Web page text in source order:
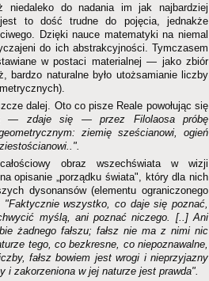
do nadania im jak najbardziej
to dość trudne do pojęcia, jednakże
Dzięki nauce matematyki na niemal
do ich abstrakcyjności. Tymczasem
w postaci materialnej — jako zbiór
bardzo naturalne było utożsamianie liczby
dalej. Oto co pisze Reale powołując się
— zdaje się — przez Filolaosa próbę
ziemię sześcianowi, ogień
obraz wszechświata w wizji
opisanie „porządku świata", który dla nich
dysonansów (elementu ograniczonego
"Faktycznie wszystko, co daje się poznać,
myślą, ani poznać niczego. [..] Ani
żadnego fałszu; fałsz nie ma z nimi nic
tego, co bezkresne, co niepoznawalne,
fałsz bowiem jest wrogi i nieprzyjazny
i zakorzeniona w jej naturze jest prawda".